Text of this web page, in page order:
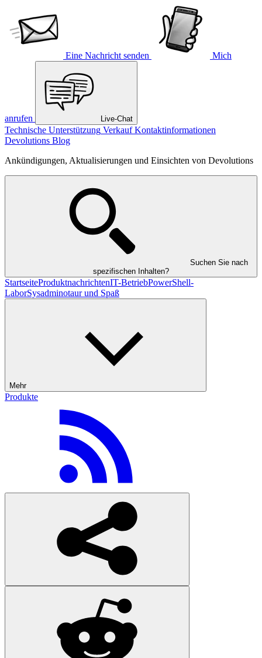
Eine Nachricht senden Mich
anrufen Live-Chat
Technische Unterstützung Verkauf Kontaktinformationen
Devolutions Blog
Ankündigungen, Aktualisierungen und Einsichten von Devolutions
Suchen Sie nach
spezifischen Inhalten?
StartseiteProduktnachrichtenIT-BetriebPowerShell-
LaborSysadminotaur und Spaß
Mehr
Produkte